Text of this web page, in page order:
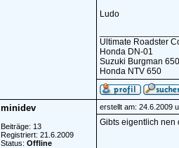
Ludo
Ultimate Roadster
Honda DN-01
Suzuki Burgman
Honda NTV 650
minidev
Beiträge: 13
Registriert: 21.6.2009
Status: Offline
erstellt am: 24.6.2009
Gibts eigentlich nen